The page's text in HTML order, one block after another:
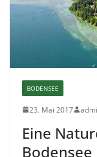
BODENSEE
23. Mai 2017
Eine
Bodensee